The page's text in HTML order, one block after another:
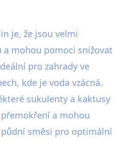
je, že jsou velmi
a mohou pomoci snižovat
pro zahrady ve
kde je voda vzácná.
sukulenty a kaktusy
a mohou
směsi pro optimální